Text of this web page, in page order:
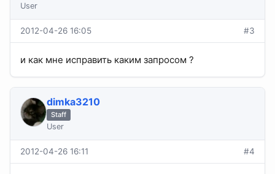
User
2012-04-26 16:05 #3
и как мне исправить каким запросом ?
dimka3210
Staff
User
2012-04-26 16:11 #4